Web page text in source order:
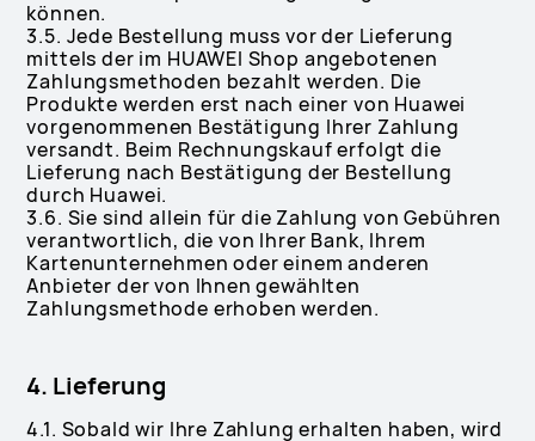
können.
3.5. Jede Bestellung muss vor der Lieferung
mittels der im HUAWEI Shop angebotenen
Zahlungsmethoden bezahlt werden. Die
Produkte werden erst nach einer von Huawei
vorgenommenen Bestätigung Ihrer Zahlung
versandt. Beim Rechnungskauf erfolgt die
Lieferung nach Bestätigung der Bestellung
durch Huawei.
3.6. Sie sind allein für die Zahlung von Gebühren
verantwortlich, die von Ihrer Bank, Ihrem
Kartenunternehmen oder einem anderen
Anbieter der von Ihnen gewählten
Zahlungsmethode erhoben werden.
4. Lieferung
4.1. Sobald wir Ihre Zahlung erhalten haben, wird